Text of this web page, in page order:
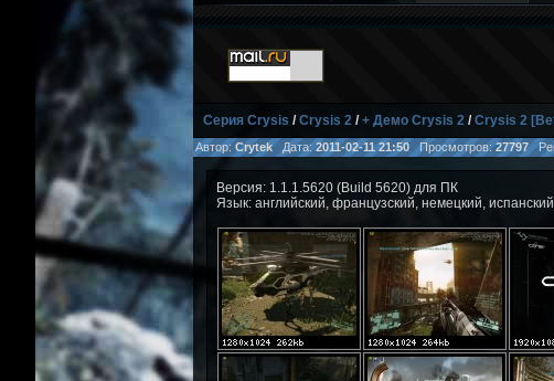
Серия Crysis /Crysis 2/+ Демо Crysis 2/Crysis 2
Автор: CrytekДата:2011-02-11 21:50Просмотров:27797
Версия: 1.1.1.5620 (Build 5620) для ПК
Язык: английский, французский, немецкий,